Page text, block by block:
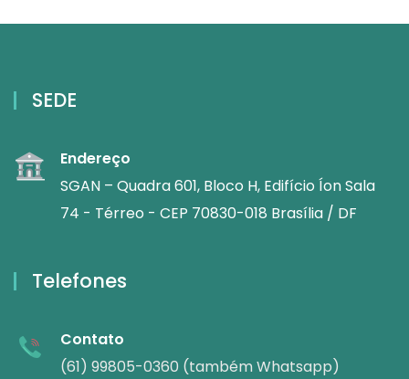
SEDE
Endereço
SGAN – Quadra 601, Bloco H, Edifício Íon Sala
74 - Térreo - CEP 70830-018 Brasília / DF
Telefones
Contato
(61) 99805-0360 (também Whatsapp)